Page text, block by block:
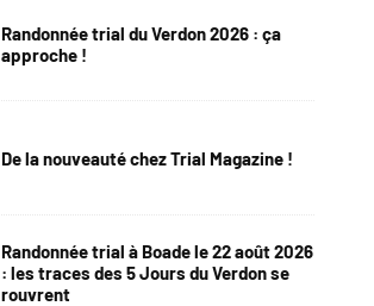
Randonnée trial du Verdon 2026 : ça
approche !
De la nouveauté chez Trial Magazine !
Randonnée trial à Boade le 22 août 2026
: les traces des 5 Jours du Verdon se
rouvrent